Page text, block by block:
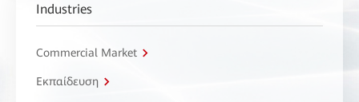
Industries
Commercial Market
Εκπαίδευση